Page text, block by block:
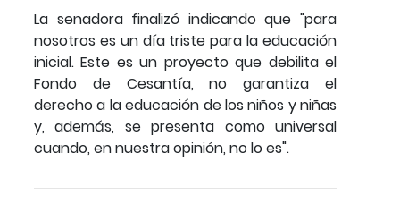
La senadora finalizó indicando que "para
nosotros es un día triste para la educación
inicial. Este es un proyecto que debilita el
Fondo de Cesantía, no garantiza el
derecho a la educación de los niños y niñas
y, además, se presenta como universal
cuando, en nuestra opinión, no lo es".